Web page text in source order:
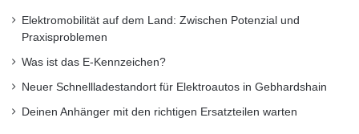
Elektromobilität auf dem Land: Zwischen Potenzial und
Praxisproblemen
Was ist das E-Kennzeichen?
Neuer Schnellladestandort für Elektroautos in Gebhardshain
Deinen Anhänger mit den richtigen Ersatzteilen warten